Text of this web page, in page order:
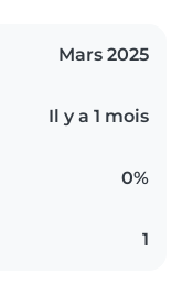
Mars 2025
Il y a 1 mois
0%
1